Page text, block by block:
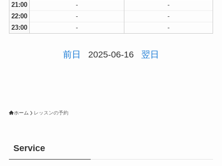
21:00
-
-
22:00
-
-
23:00
- -
前日 2025-06-16 翌日
ホーム レッスンの予約
Service